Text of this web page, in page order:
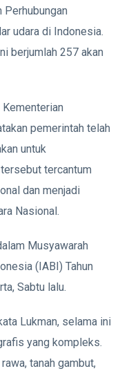
Perhubungan
udara di Indonesia.
berjumlah 257 akan
pemerintah telah
untuk
tercantum
dan menjadi
Nasional.
Musyawarah
(IABI) Tahun
Sabtu lalu.
Lukman, selama ini
yang kompleks.
tanah gambut,